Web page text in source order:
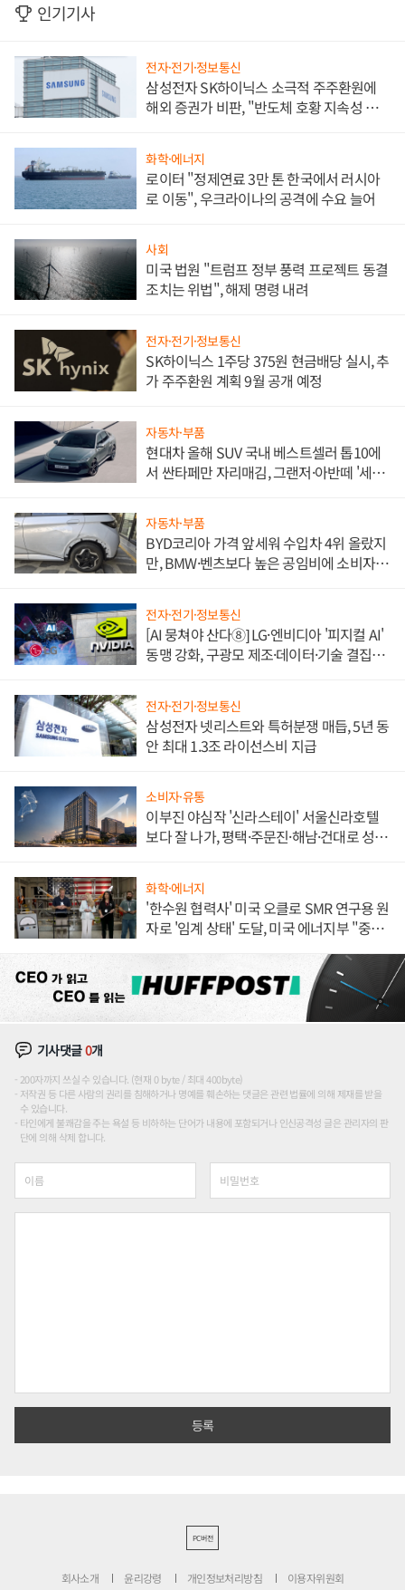
인기기사
전자·전기·정보통신
삼성전자 SK하이닉스 소극적 주주환원에
해외 증권가 비판, "반도체 호황 지속성 의
화학·에너지
로이터 "정제연료 3만 톤 한국에서 러시아
로 이동", 우크라이나의 공격에 수요 늘어
사회
미국 법원 "트럼프 정부 풍력 프로젝트 동결
조치는 위법", 해제 명령 내려
전자·전기·정보통신
SK하이닉스 1주당 375원 현금배당 실시, 추
가 주주환원 계획 9월 공개 예정
자동차·부품
현대차 올해 SUV 국내 베스트셀러 톱10에
서 싼타페만 자리매김, 그랜저·아반떼 '세단
자동차·부품
BYD코리아 가격 앞세워 수입차 4위 올랐지
만, BMW·벤츠보다 높은 공임비에 소비자
전자·전기·정보통신
[AI 뭉쳐야 산다⑧] LG·엔비디아 '피지컬 AI'
동맹 강화, 구광모 제조·데이터·기술 결집
전자·전기·정보통신
삼성전자 넷리스트와 특허분쟁 매듭, 5년 동
안 최대 1.3조 라이선스비 지급
소비자·유통
이부진 야심작 '신라스테이' 서울신라호텔
보다 잘 나가, 평택·주문진·해남·건대로 성
화학·에너지
'한수원 협력사' 미국 오클로 SMR 연구용 원
자로 '임계 상태' 도달, 미국 에너지부 "중요
기사댓글0개
200자까지 쓰실 수 있습니다. (현재 0 byte / 최대 400byte)
저작권 등 다른 사람의 권리를 침해하거나 명예를 훼손하는 댓글은 관련 법률에 의해 제재를 받을
수 있습니다.
타인에게 불쾌감을 주는 욕설 등 비하하는 단어가 내용에 포함되거나 인신공격성 글은 관리자의 판
단에 의해 삭제 합니다.
PC버전
회사소개 윤리강령 개인정보처리방침 이용자위원회